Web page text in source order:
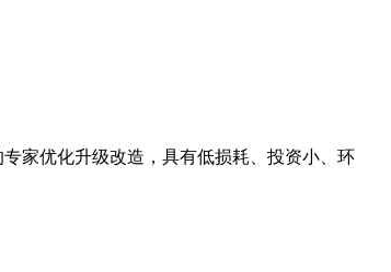
家优化升级改造，具有低损耗、投资小、环